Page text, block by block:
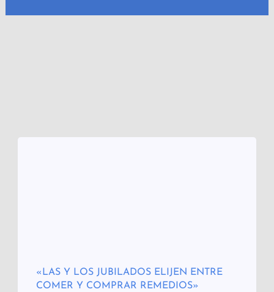
«LAS Y LOS JUBILADOS ELIJEN ENTRE
COMER Y COMPRAR REMEDIOS»